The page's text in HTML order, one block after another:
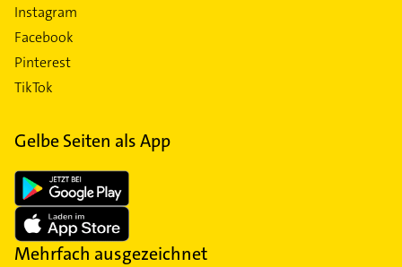
Instagram
Facebook
Pinterest
TikTok
Gelbe Seiten als App
Mehrfach ausgezeichnet